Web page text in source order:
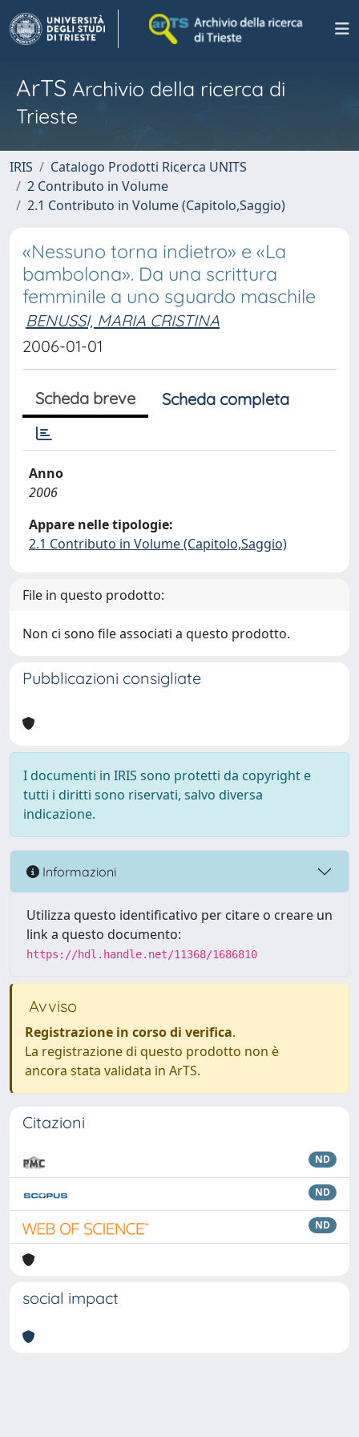
ArTS Archivio della ricerca di
Trieste
IRIS
Catalogo Prodotti Ricerca UNITS
2 Contributo in Volume
2.1 Contributo in Volume (Capitolo,Saggio)
«Nessuno torna indietro» e «La
bambolona». Da una scrittura
femminile a uno sguardo maschile
BENUSSI, MARIA CRISTINA
2006-01-01
Scheda breve Scheda completa
Anno
2006
Appare nelle tipologie:
2.1 Contributo in Volume (Capitolo,Saggio)
File in questo prodotto:
Non ci sono file associati a questo prodotto.
Pubblicazioni consigliate
I documenti in IRIS sono protetti da copyright e
tutti i diritti sono riservati, salvo diversa
indicazione.
Informazioni
Utilizza questo identificativo per citare o creare un
link a questo documento:
https://hdl.handle.net/11368/1686810
Avviso
Registrazione in corso di verifica.
La registrazione di questo prodotto non è
ancora stata validata in ArTS.
Citazioni
ND
ND
ND
social impact